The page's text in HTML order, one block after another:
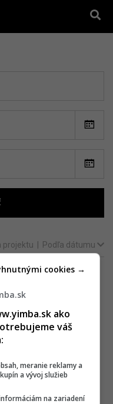
projektu Podľa dátumu
ako
váš
meranie reklamy a
a vývoj služieb
na zariadení
cookies →